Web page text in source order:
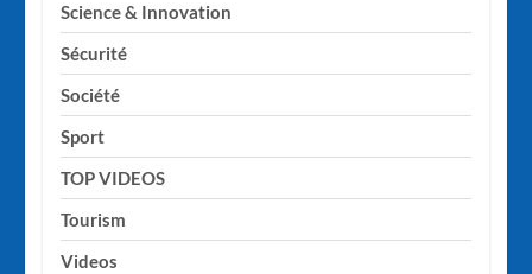
Science & Innovation
Sécurité
Société
Sport
TOP VIDEOS
Tourism
Videos